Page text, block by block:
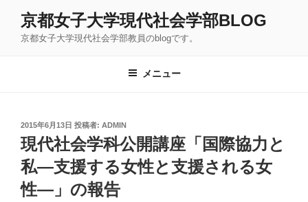
京都女子大学現代社会学部BLOG
京都女子大学現代社会学部教員のblogです。
メニュー
投
稿
日:
2015年6月13日 投稿者: ADMIN
現代社会学科公開講座「国際協力と
私―支援する女性と支援される女
性―」の報告